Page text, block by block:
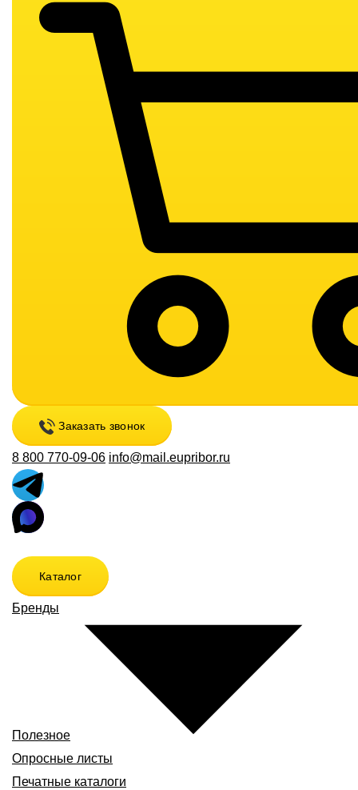
Заказать звонок
8 800 770-09-06 info@mail.eupribor.ru
Каталог
Бренды
Полезное
Опросные листы
Печатные каталоги